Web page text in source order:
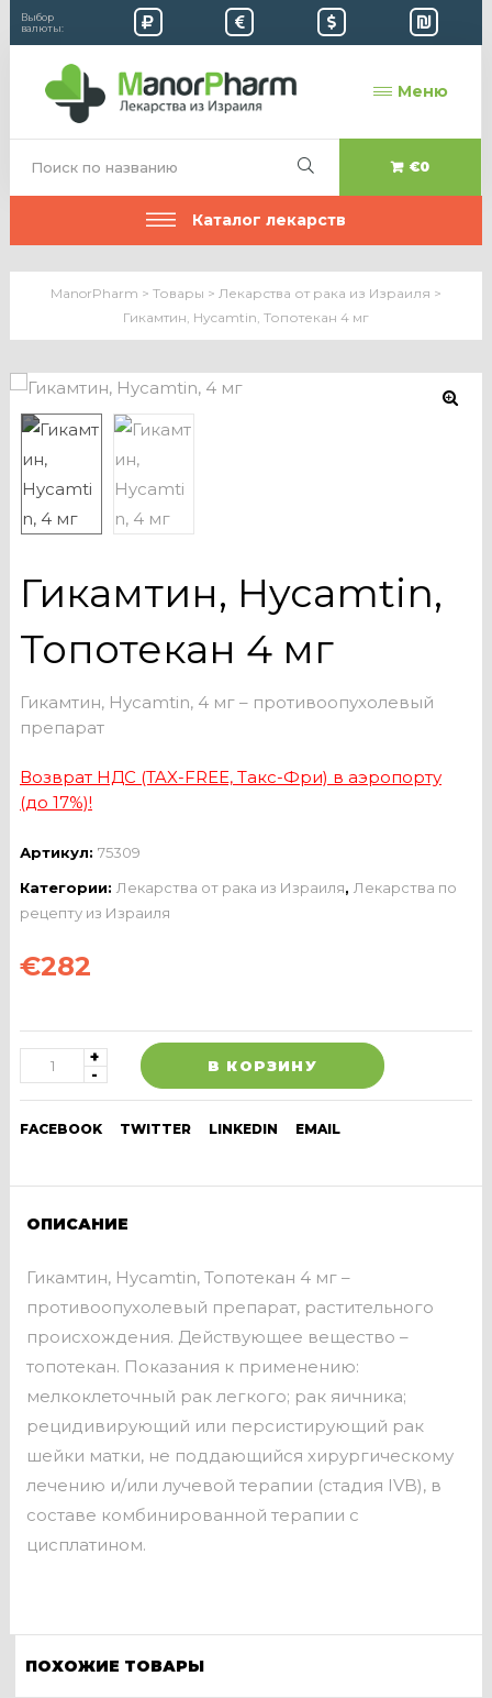
Выбор
валюты:
Меню
€0
Каталог лекарств
ManorPharm > Товары > Лекарства от рака из Израиля >
Гикамтин, Hycamtin, Топотекан 4 мг
Гикамтин, Hycamtin,
Топотекан 4 мг
Гикамтин, Hycamtin, 4 мг – противоопухолевый
препарат
Возврат НДС (TAX-FREE, Такс-Фри) в аэропорту
(до 17%)!
Артикул: 75309
Категории: Лекарства от рака из Израиля, Лекарства по
рецепту из Израиля
€282
В КОРЗИНУ
FACEBOOK TWITTER LINKEDIN EMAIL
ОПИСАНИЕ
Гикамтин, Hycamtin, Топотекан 4 мг –
противоопухолевый препарат, растительного
происхождения. Действующее вещество –
топотекан. Показания к применению:
мелкоклеточный рак легкого; рак яичника;
рецидивирующий или персистирующий рак
шейки матки, не поддающийся хирургическому
лечению и/или лучевой терапии (стадия IVB), в
составе комбинированной терапии с
цисплатином.
ПОХОЖИЕ ТОВАРЫ